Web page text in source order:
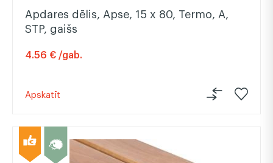
Apdares dēlis, Apse, 15 x 80, Termo, A,
STP, gaišs
4.56 € /gab.
Apskatīt